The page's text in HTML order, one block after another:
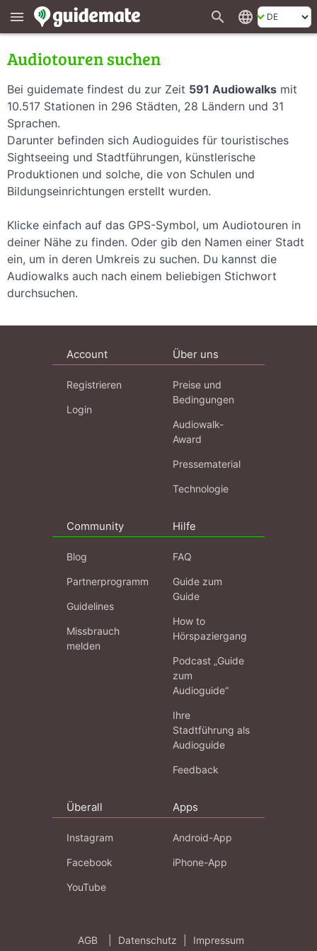
menu search language
Audiotouren suchen
Bei guidemate findest du zur Zeit 591 Audiowalks mit
10.517 Stationen in 296 Städten, 28 Ländern und 31
Sprachen.
Darunter befinden sich Audioguides für touristisches
Sightseeing und Stadtführungen, künstlerische
Produktionen und solche, die von Schulen und
Bildungseinrichtungen erstellt wurden.
Klicke einfach auf das GPS-Symbol, um Audiotouren in
deiner Nähe zu finden. Oder gib den Namen einer Stadt
ein, um in deren Umkreis zu suchen. Du kannst die
Audiowalks auch nach einem beliebigen Stichwort
durchsuchen.
Account
Registrieren
Login
Über uns
Preise und
Bedingungen
Audiowalk-
Award
Pressematerial
Technologie
Community
Blog
Partnerprogramm
Guidelines
Missbrauch
melden
Hilfe
FAQ
Guide zum
Guide
How to
Hörspaziergang
Podcast „Guide
zum
Audioguide“
Ihre
Stadtführung als
Audioguide
Feedback
Überall
Instagram
Facebook
YouTube
Apps
Android-App
iPhone-App
AGB Datenschutz Impressum